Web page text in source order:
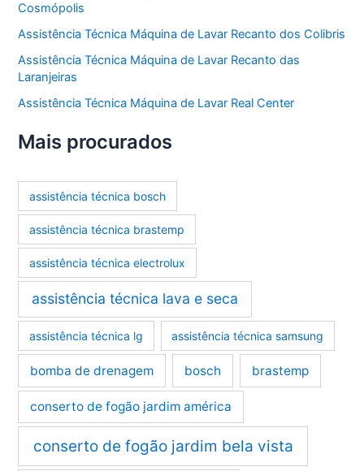
Cosmópolis
Assistência Técnica Máquina de Lavar Recanto dos Colibris
Assistência Técnica Máquina de Lavar Recanto das
Laranjeiras
Assistência Técnica Máquina de Lavar Real Center
Mais procurados
assistência técnica bosch
assistência técnica brastemp
assistência técnica electrolux
assistência técnica lava e seca
assistência técnica lg assistência técnica samsung
bomba de drenagem bosch brastemp
conserto de fogão jardim américa
conserto de fogão jardim bela vista